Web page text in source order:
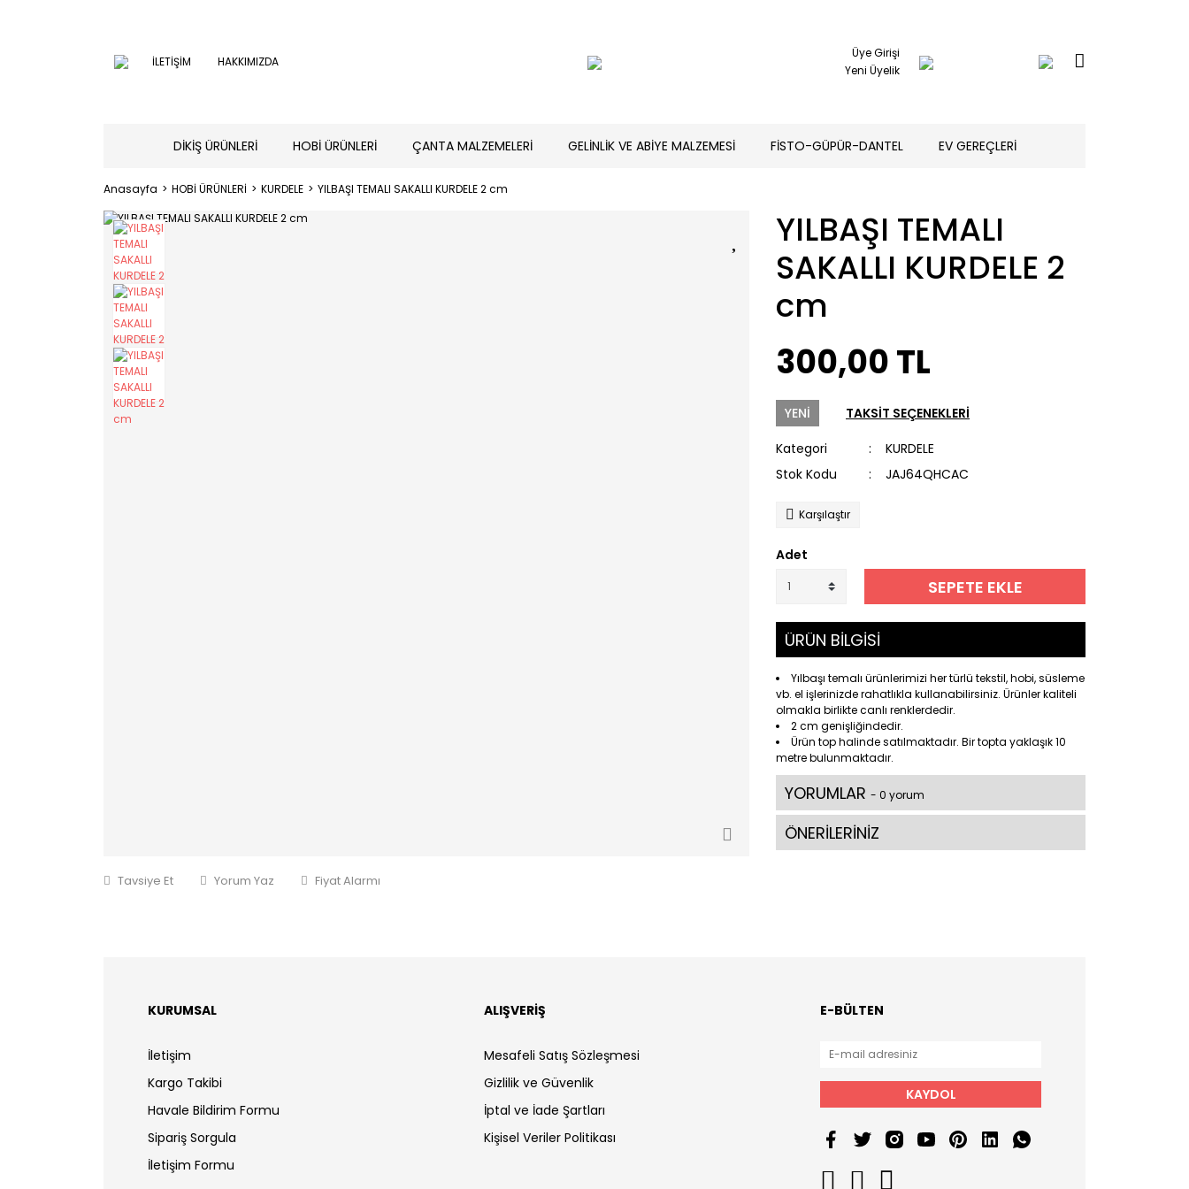
İLETİŞİM HAKKIMIZDA
Üye Girişi
Yeni Üyelik
DİKİŞ ÜRÜNLERİ HOBİ ÜRÜNLERİ ÇANTA MALZEMELERİ GELİNLİK VE ABİYE MALZEMESİ FİSTO-GÜPÜR-DANTEL EV GEREÇLERİ
Anasayfa HOBİ ÜRÜNLERİ KURDELE YILBAŞI TEMALI SAKALLI KURDELE 2 cm
Tavsiye Et Yorum Yaz Fiyat Alarmı
YILBAŞI TEMALI
SAKALLI KURDELE 2
cm
300,00 TL
YENİ TAKSİT SEÇENEKLERİ
Kategori
KURDELE
Stok Kodu
JAJ64QHCAC
Karşılaştır
Adet
SEPETE EKLE
ÜRÜN BİLGİSİ
Yılbaşı temalı ürünlerimizi her türlü tekstil, hobi, süsleme
vb. el işlerinizde rahatlıkla kullanabilirsiniz. Ürünler kaliteli
olmakla birlikte canlı renklerdedir.
2 cm genişliğindedir.
Ürün top halinde satılmaktadır. Bir topta yaklaşık 10
metre bulunmaktadır.
YORUMLAR - 0 yorum
ÖNERİLERİNİZ
KURUMSAL
İletişim
Kargo Takibi
Havale Bildirim Formu
Sipariş Sorgula
İletişim Formu
ALIŞVERİŞ
Mesafeli Satış Sözleşmesi
Gizlilik ve Güvenlik
İptal ve İade Şartları
Kişisel Veriler Politikası
E-BÜLTEN
KAYDOL